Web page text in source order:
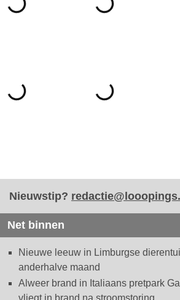
Nieuwstip?
Net binnen
Nieuwe leeuw in Limburgse
anderhalve maand
Alweer brand in Italiaans pretpark
vliegt in brand na stroomstoring